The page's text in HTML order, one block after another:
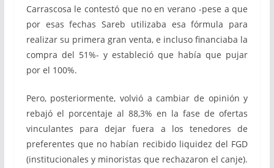
Carrascosa le contestó que no en verano -pese a que
por esas fechas Sareb utilizaba esa fórmula para
realizar su primera gran venta, e incluso financiaba la
compra del 51%- y estableció que había que pujar
por el 100%.
Pero, posteriormente, volvió a cambiar de opinión y
rebajó el porcentaje al 88,3% en la fase de ofertas
vinculantes para dejar fuera a los tenedores de
preferentes que no habían recibido liquidez del FGD
(institucionales y minoristas que rechazaron el canje).